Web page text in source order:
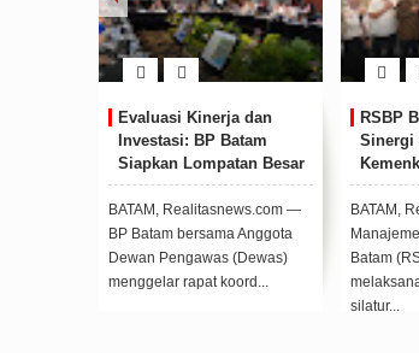
RSBP Batam Bangun
Sinergi dengan
Kemenkes untuk
Penguatan Peran Rumah
Sakit Pendidikan dan
Pengampu di Batam
BATAM, Realitasnews.com -
Manajemen Rumah Sakit BP
Batam (RSBP Batam)
melaksanakan kunjungan
Respon Cepat
Gangguan Suplai
Deputi Bidang
Umum Kirim Tim
dan Mobil Tangki
BATAM,
- Persoalan distribusi air
dialami warga Bengkong
Pertiwi, direspo...